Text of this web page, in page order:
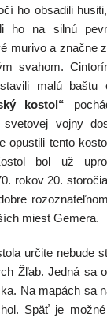
ho obsadili
ho na silnú
murivo a značne
svahom.
malú baštu
kostol“
vojny
opustili tento
bol už
rokov 20.
miest Gemera.
určite nebude
Žľab. Jedná sa
Na mapách sa
Späť je